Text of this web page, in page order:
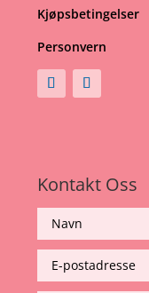
Kjøpsbetingelser
Personvern
Kontakt Oss